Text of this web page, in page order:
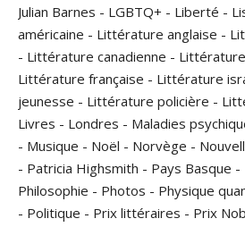
Julian Barnes - LGBTQ+ - Liberté -
américaine - Littérature anglaise -
- Littérature canadienne -
Littérature française - Littérature
jeunesse - Littérature policière -
Livres - Londres - Maladies
- Musique - Noël - Norvège -
- Patricia Highsmith - Pays Basque -
Philosophie - Photos - Physique
- Politique - Prix littéraires - Prix